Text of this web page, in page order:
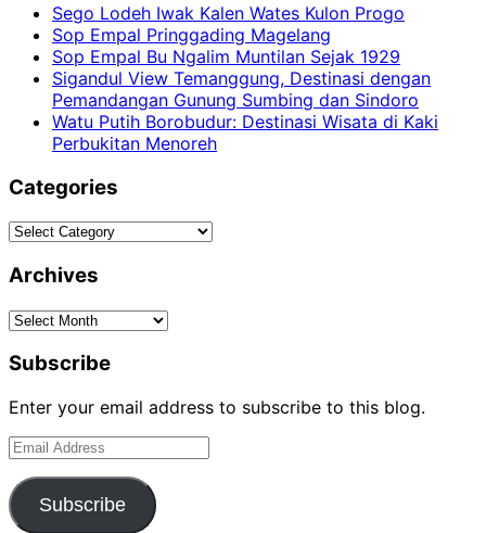
Sego Lodeh Iwak Kalen Wates Kulon Progo
Sop Empal Pringgading Magelang
Sop Empal Bu Ngalim Muntilan Sejak 1929
Sigandul View Temanggung, Destinasi dengan
Pemandangan Gunung Sumbing dan Sindoro
Watu Putih Borobudur: Destinasi Wisata di Kaki
Perbukitan Menoreh
Categories
Categories
Archives
Archives
Subscribe
Enter your email address to subscribe to this blog.
Email
Subscribe